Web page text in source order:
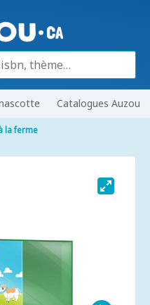
Catalogues Auzou
la ferme